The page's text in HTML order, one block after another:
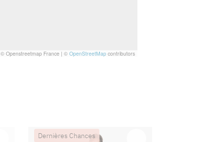
© Openstreetmap France | © OpenStreetMapcontributors
Dernières Chances